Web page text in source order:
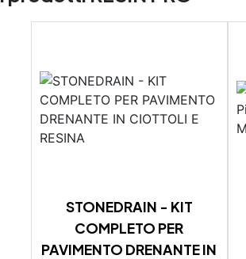
STONEDRAIN - KIT
COMPLETO PER
PAVIMENTO DRENANTE IN